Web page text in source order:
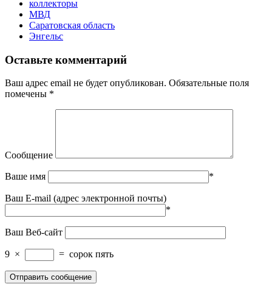
коллекторы
МВД
Саратовская область
Энгельс
Оставьте комментарий
Ваш адрес email не будет опубликован. Обязательные поля
помечены *
Сообщение
Ваше имя *
Ваш E-mail (адрес электронной почты)
*
Ваш Веб-сайт
9 × = сорок пять